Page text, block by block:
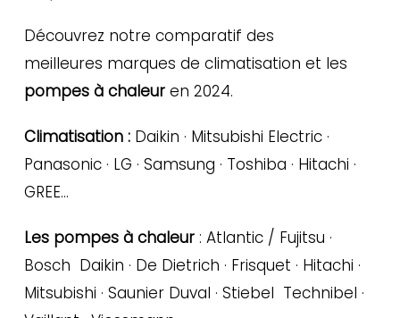
Découvrez notre comparatif des
meilleures marques de climatisation et les
pompes à chaleur en 2024.
Climatisation :Daikin · Mitsubishi Electric ·
Panasonic · LG · Samsung · Toshiba · Hitachi ·
GREE…
Les pompes à chaleur: Atlantic / Fujitsu ·
Bosch Daikin · De Dietrich · Frisquet · Hitachi ·
Mitsubishi · Saunier Duval · Stiebel Technibel ·